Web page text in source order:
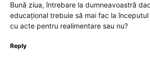
Bună ziua, întrebare la dumneavoastră
educațional trebuie să mai fac la
cu acte pentru realimentare sau nu?
Reply